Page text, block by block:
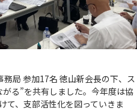
局 参加17名 徳山新会長の下、ス
る”を共有しました。今年度は協
て、支部活性化を図っていきま